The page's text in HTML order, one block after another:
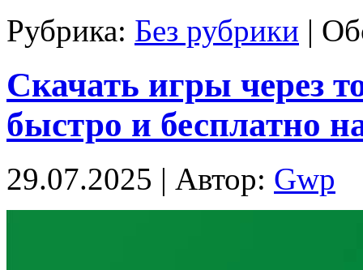
Рубрика: Без рубрики |
Скачать игры через
быстро и бесплатно
29.07.2025 | Автор: Gwp